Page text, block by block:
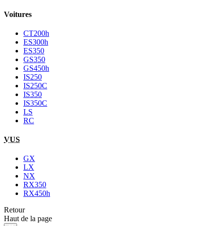
Voitures
CT200h
ES300h
ES350
GS350
GS450h
IS250
IS250C
IS350
IS350C
LS
RC
VUS
GX
LX
NX
RX350
RX450h
Retour
Haut de la page